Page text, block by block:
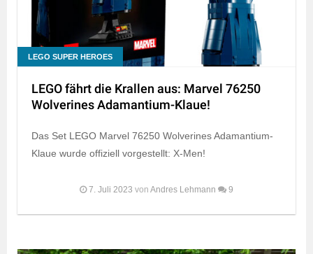
LEGO SUPER HEROES
LEGO fährt die Krallen aus: Marvel 76250
Wolverines Adamantium-Klaue!
Das Set LEGO Marvel 76250 Wolverines Adamantium-
Klaue wurde offiziell vorgestellt: X-Men!
7. Juli 2023 von Andres Lehmann 9